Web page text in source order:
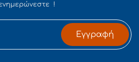
!
Εγγραφή